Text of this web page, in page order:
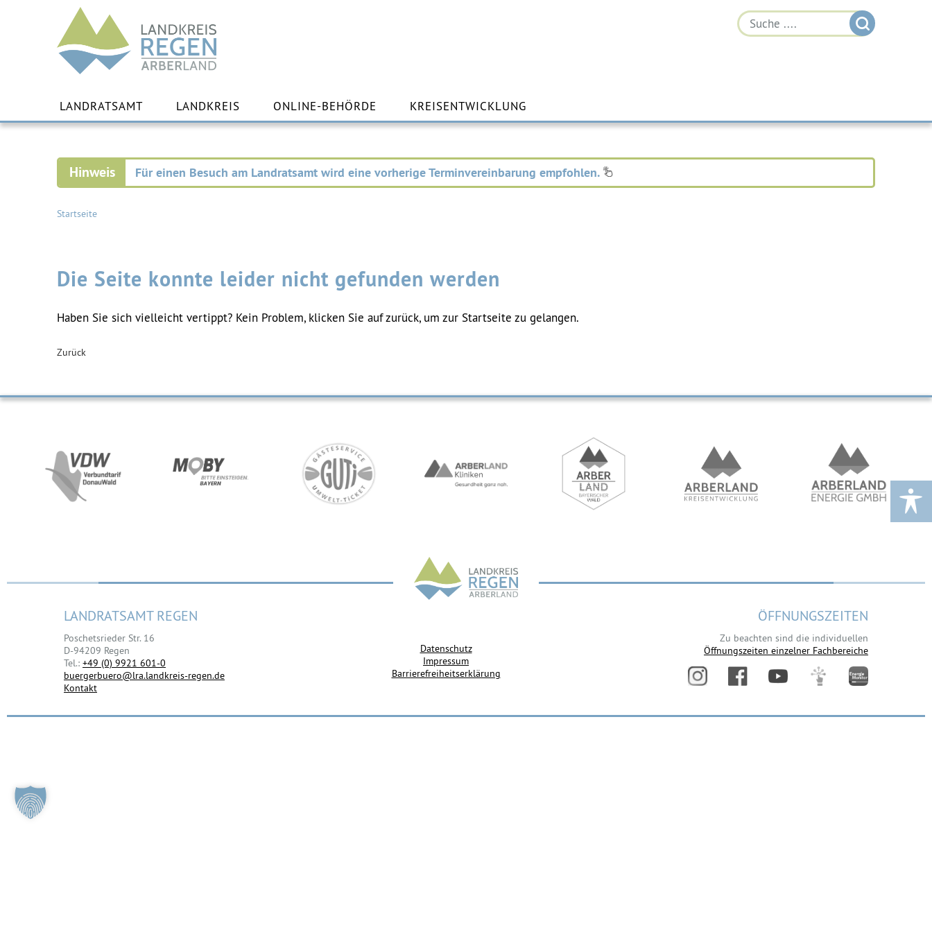
Landkreis
Regen
Inhalt
springen
LANDRATSAMT LANDKREIS ONLINE-BEHÖRDE KREISENTWICKLUNG
Für einen Besuch am Landratsamt wird eine vorherige Terminvereinbarung empfohlen.
Startseite
Die Seite konnte leider nicht gefunden werden
Haben Sie sich vielleicht vertippt? Kein Problem, klicken Sie auf zurück, um zur Startseite zu gelangen.
Zurück
LANDRATSAMT REGEN
Poschetsrieder Str. 16
D-94209 Regen
Tel.: +49 (0) 9921 601-0
buergerbuero@lra.landkreis-regen.de
Kontakt
Datenschutz
Impressum
Barrierefreiheitserklärung
ÖFFNUNGSZEITEN
Zu beachten sind die individuellen
Öffnungszeiten einzelner Fachbereiche